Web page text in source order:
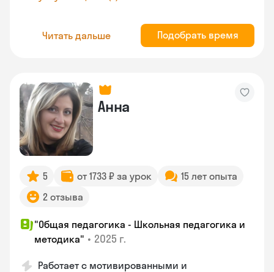
Читать дальше Подобрать время
Анна
5 от 1733 ₽ за урок
15 лет опыта
2 отзыва
"Общая педагогика - Школьная педагогика и
методика" • 2025 г.
Работает с мотивированными и